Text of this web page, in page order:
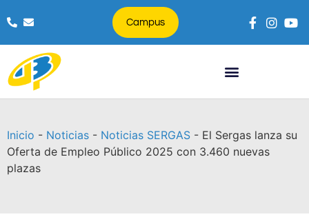
Campus
Inicio - Noticias - Noticias SERGAS - El Sergas lanza su
Oferta de Empleo Público 2025 con 3.460 nuevas
plazas